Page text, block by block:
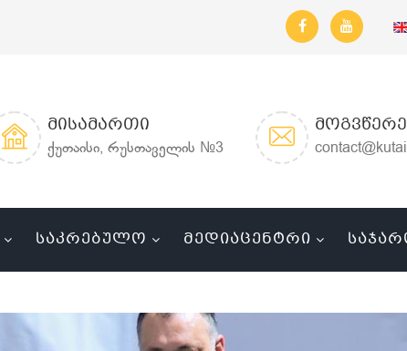
ᲛᲘᲡᲐᲛᲐᲠᲗᲘ
ქუთაისი, რუსთაველის №3
ᲡᲐᲙᲠᲔᲑᲣᲚᲝ ᲛᲔᲓᲘᲐᲪᲔᲜᲢᲠᲘ